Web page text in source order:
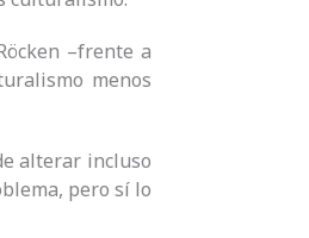
–frente a
menos
alterar incluso
pero sí lo